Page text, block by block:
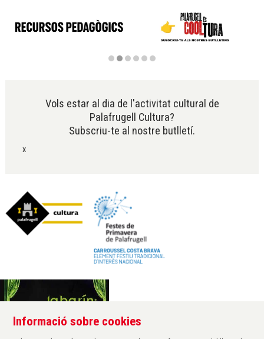
Vols estar al dia de l'activitat cultural de
Palafrugell Cultura?
Subscriu-te al nostre butlletí.
x
Àrea de cultura de l'Ajuntament de Palafrugell
Carrer Santa Margarida, 1
Informació sobre cookies